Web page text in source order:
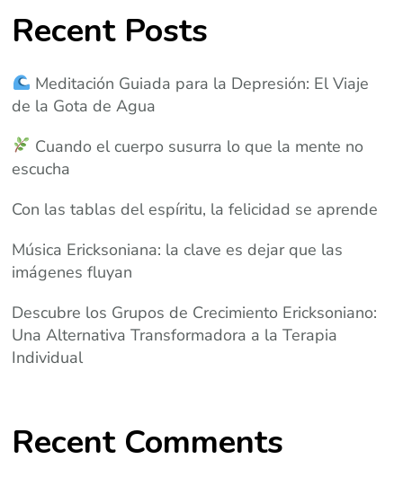
Recent Posts
Meditación Guiada para la Depresión: El Viaje
de la Gota de Agua
Cuando el cuerpo susurra lo que la mente no
escucha
Con las tablas del espíritu, la felicidad se aprende
Música Ericksoniana: la clave es dejar que las
imágenes fluyan
Descubre los Grupos de Crecimiento Ericksoniano:
Una Alternativa Transformadora a la Terapia
Individual
Recent Comments